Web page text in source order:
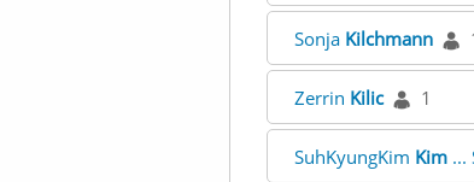
Sonja Kilchmann
Zerrin Kilic 1
SuhKyungKim Kim...